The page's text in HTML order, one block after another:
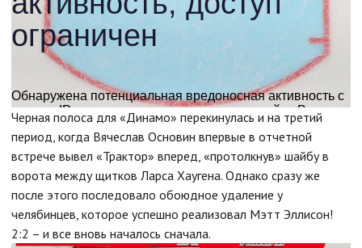
Черная полоса для «Динамо» перекинулась и на третий
период, когда Вячеслав Основин впервые в отчетной
встрече вывел «Трактор» вперед, «протолкнув» шайбу в
ворота между щитков Ларса Хаугена. Однако сразу же
после этого последовало обоюдное удаление у
челябинцев, которое успешно реализовал Мэтт Эллисон!
2:2 – и все вновь началось сначала.